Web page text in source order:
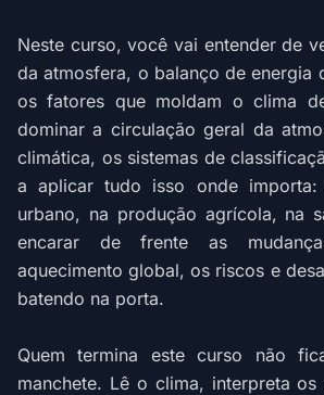
Neste curso, você vai entender de
da atmosfera, o balanço de energia
os fatores que moldam o clima
dominar a circulação geral da
climática, os sistemas de
a aplicar tudo isso onde importa:
urbano, na produção agrícola, na
encarar de frente as
aquecimento global, os riscos e
batendo na porta.
Quem termina este curso não
manchete. Lê o clima, interpreta